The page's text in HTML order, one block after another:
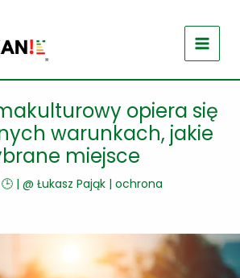
opiera się
warunkach, jakie
miejsce
| @ Łukasz Pająk | ochrona